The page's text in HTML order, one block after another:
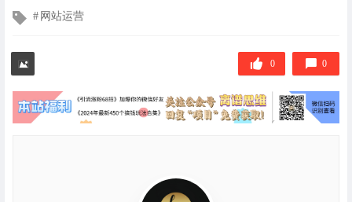
文
签
网站运营
0 0